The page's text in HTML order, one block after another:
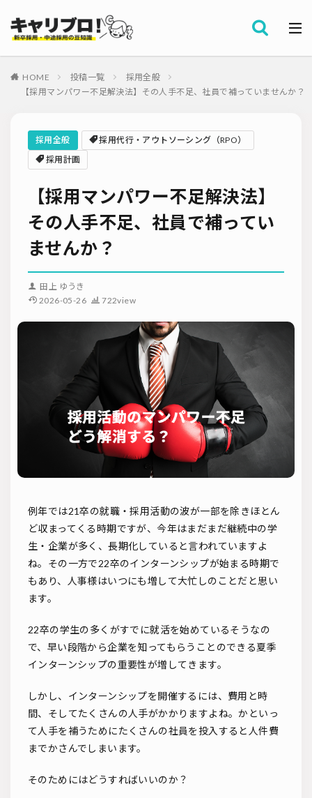
HOME 投稿一覧
採用全般
【採用マンパワー不足解決法】その人手不足、社員で補っていませんか？
採用全般
採用代行・アウトソーシング（RPO）
採用計画
【採用マンパワー不足解決法】
その人手不足、社員で補ってい
ませんか？
田上 ゆうき
2026-05-26
722view
例年では21卒の就職・採用活動の波が一部を除きほとん
ど収まってくる時期ですが、今年はまだまだ継続中の学
生・企業が多く、長期化していると言われていますよ
ね。その一方で22卒のインターンシップが始まる時期で
もあり、人事様はいつにも増して大忙しのことだと思い
ます。
22卒の学生の多くがすでに就活を始めているそうなの
で、早い段階から企業を知ってもらうことのできる夏季
インターンシップの重要性が増してきます。
しかし、インターンシップを開催するには、費用と時
間、そしてたくさんの人手がかかりますよね。かといっ
て人手を補うためにたくさんの社員を投入すると人件費
までかさんでしまいます。
そのためにはどうすればいいのか？
カテゴリー
タグ
就職サイト
転職サイト
ダイレクトリクルーティング
採用管理システム（ATS）
採用ノウハウ
母集団の形成確保
エンジニア採用
採用イベント・合説
面接・選考
内定フォロー
採用コンサルティング
新卒・人材紹介
早期離職
検索
労務・組織
資料ダウンロード